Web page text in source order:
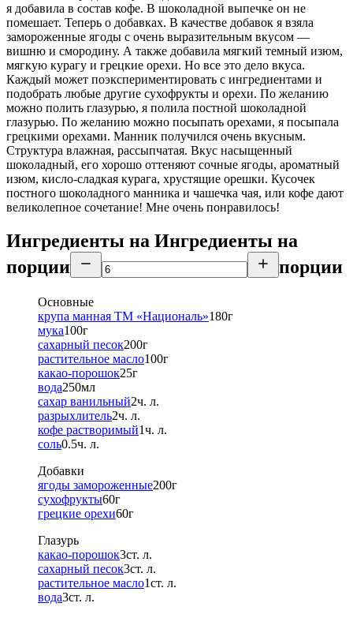
я добавила в состав кофе. В шоколадной выпечке он не
помешает. Теперь о добавках. В качестве добавок я взяла
замороженные ягоды с очень выразительным вкусом —
вишню и смородину. А также добавила мягкий темный изюм,
мягкую курагу и грецкие орехи. Но все это дело вкуса.
Каждый может поэкспериментировать с ингредиентами и
подобрать любые другие сухофрукты и орехи. По желанию
можно полить глазурью, я полила постной шоколадной
глазурью. По желанию можно посыпать орехами, я посыпала
грецкими орехами. Манник получился очень вкусным.
Структура влажная, рассыпчатая. Вкус насыщенный
шоколадный, его хорошо оттеняют сочные ягоды, ароматный
изюм, кисло-сладкая курага, хрустящие орешки. Кусочек
постного шоколадного манника и чашечка чая, или кофе дают
великолепное сочетание! Мне очень понравилось!
Ингредиенты на Ингредиенты на
порции
порции
Основные
крупа манная ТМ «Националь»180г
мука100г
сахарный песок200г
растительное масло100г
какао-порошок25г
вода250мл
сахар ванильный2ч. л.
разрыхлитель2ч. л.
кофе растворимый1ч. л.
соль0.5ч. л.
Добавки
ягоды замороженные200г
сухофрукты60г
грецкие орехи60г
Глазурь
какао-порошок3ст. л.
сахарный песок3ст. л.
растительное масло1ст. л.
вода3ст. л.